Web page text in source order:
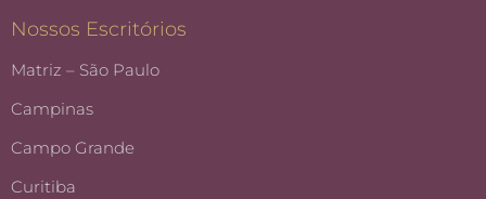
Nossos Escritórios
Matriz – São Paulo
Campinas
Campo Grande
Curitiba